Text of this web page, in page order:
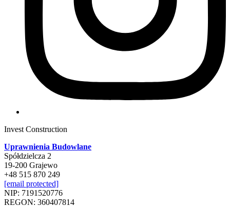
Invest Construction
Uprawnienia Budowlane
Spółdzielcza 2
19-200 Grajewo
+48 515 870 249
[email protected]
NIP: 7191520776
REGON: 360407814